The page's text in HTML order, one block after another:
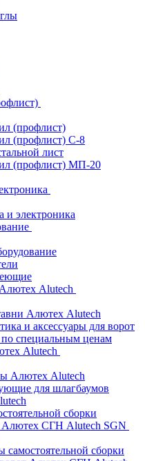
(профлист)
(профлист) С-8
лист
(профлист) МП-20
и электроника
Alutech
Алютех Alutech
и аксессуары для ворот
специальным ценам
Alutech
Алютех Alutech
для шлагбаумов
сборки
Алютех СГН Alutech SGN
самостоятельной сборки